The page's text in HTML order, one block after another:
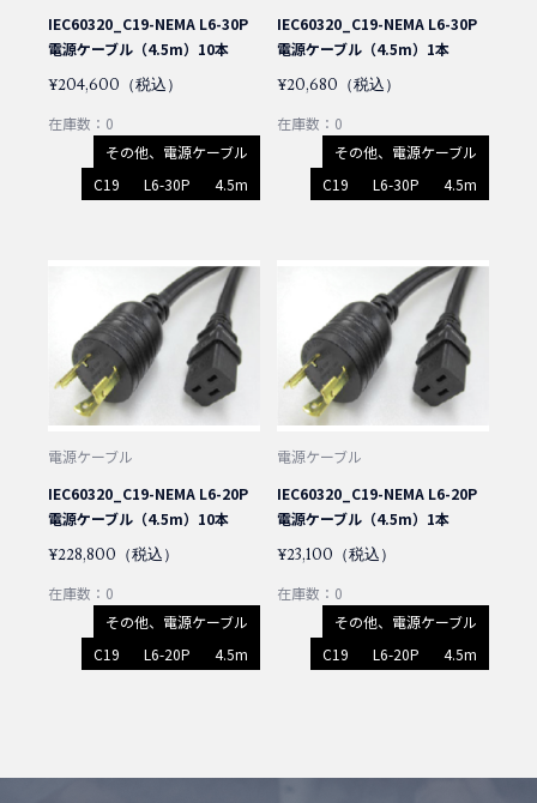
IEC60320_C19-NEMA L6-30P
電源ケーブル（4.5m）10本
¥204,600（税込）
在庫数：0
その他、電源ケーブル
C19
L6-30P 4.5m
IEC60320_C19-NEMA L6-30P
電源ケーブル（4.5m）1本
¥20,680（税込）
在庫数：0
その他、電源ケーブル
C19
L6-30P 4.5m
電源ケーブル
IEC60320_C19-NEMA L6-20P
電源ケーブル（4.5m）10本
¥228,800（税込）
在庫数：0
その他、電源ケーブル
C19
L6-20P 4.5m
電源ケーブル
IEC60320_C19-NEMA L6-20P
電源ケーブル（4.5m）1本
¥23,100（税込）
在庫数：0
その他、電源ケーブル
C19
L6-20P 4.5m